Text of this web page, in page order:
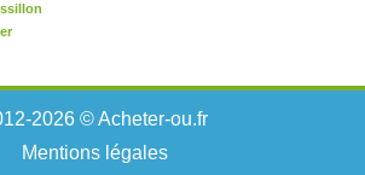
2026 © Acheter-ou.fr
Mentions légales